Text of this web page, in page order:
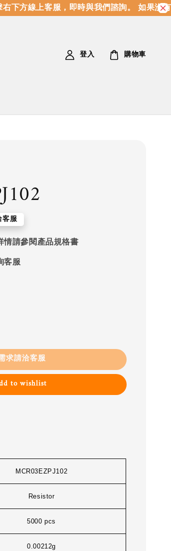
方線上客服，即時與我們諮詢。 如果沒有
登入 購物車
服
請參閱產品規格書
客服
求請洽客服
to wishlist
MCR03EZPJ102
Resistor
5000 pcs
0.00212g